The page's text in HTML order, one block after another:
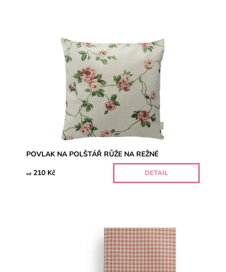
POVLAK NA POLŠTÁŘ RŮŽE NA REŽNÉ
od 210 Kč DETAIL